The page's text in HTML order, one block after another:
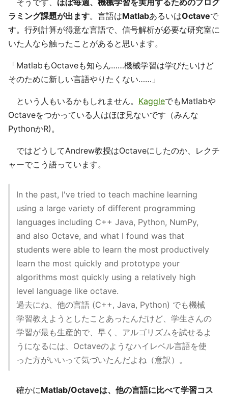
そうです、 ほぼ毎週、機械学習を実用するためのプログ
ラミング課題が出ます。言語はMatlabあるいはOctaveで
す。行列計算が得意な言語で、信号解析が必要な研究室に
いた人なら触ったことがあると思います。
「MatlabもOctaveも知らん……機械学習は学びたいけど
そのために新しい言語やりたくない……」
という人もいるかもしれません。 KaggleでもMatlabや
Octaveをつかっている人はほぼ見ないです（みんな
PythonかR)。
ではどうしてAndrew教授はOctaveにしたのか、レクチ
ャーでこう語っています。
In the past, I've tried to teach machine learning
using a large variety of different programming
languages including C++ Java, Python, NumPy,
and also Octave, and what I found was that
students were able to learn the most productively
learn the most quickly and prototype your
algorithms most quickly using a relatively high
level language like octave.
過去にね、他の言語 (C++, Java, Python) でも機械
学習教えようとしたことあったんだけど、学生さんの
学習が最も生産的で、早く、アルゴリズムを試せるよ
うになるには、Octaveのようなハイレベル言語を使
った方がいいって気づいたんだよね（意訳）。
確かにMatlab/Octaveは、他の言語に比べて学習コス